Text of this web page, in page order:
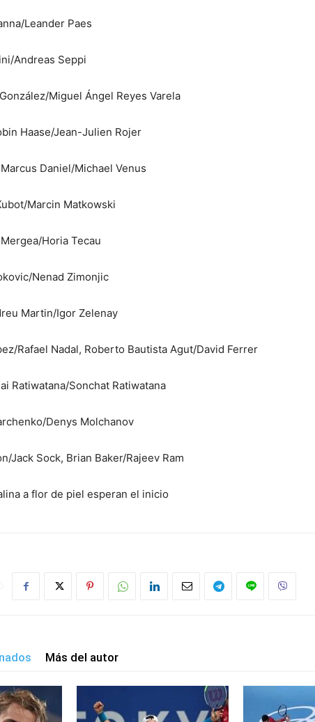
Leander Paes
Andreas Seppi
Miguel Ángel Reyes Varela
Haase/Jean-Julien Rojer
Marcus Daniel/Michael Venus
Marcin Matkowski
Horia Tecau
Nenad Zimonjic
Martin/Igor Zelenay
Rafael Nadal, Roberto Bautista Agut/David Ferrer
Ratiwatana/Sonchat Ratiwatana
Denys Molchanov
Jack Sock, Brian Baker/Rajeev Ram
a flor de piel esperan el inicio
Más del autor